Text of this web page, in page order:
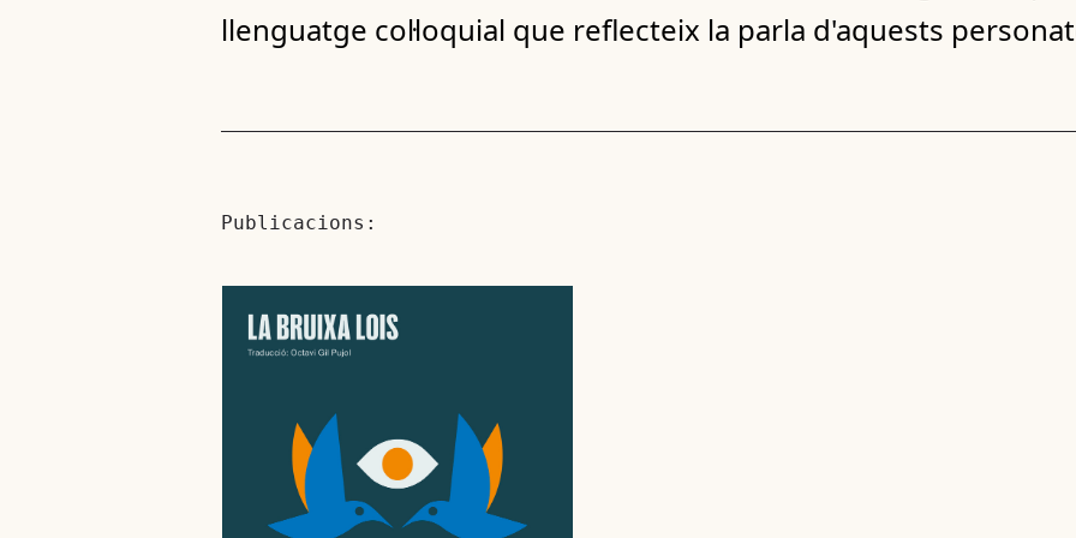
llenguatge col·loquial que reflecteix la parla d'aquests
Publicacions: